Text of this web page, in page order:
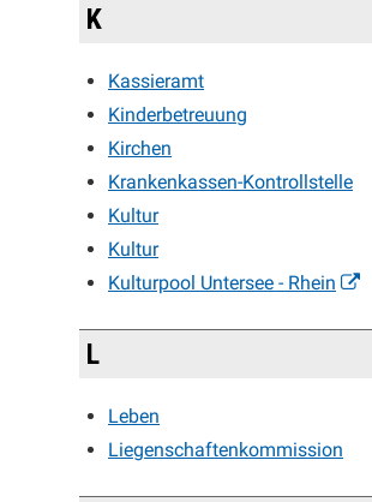
K
Kassieramt
Kinderbetreuung
Kirchen
Krankenkassen-Kontrollstelle
Kultur
Kultur
Kulturpool Untersee - Rhein
L
Leben
Liegenschaftenkommission